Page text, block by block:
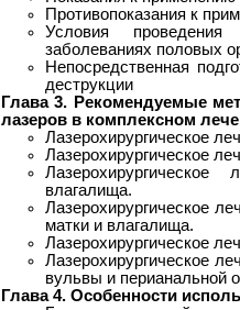
Противопоказания к
Условия
заболеваниях половых
Непосредственная
деструкции
Глава 3. Рекомендуемые
лазеров в комплексном
Лазерохирургическое
Лазерохирургическое
влагалища.
Лазерохирургическое
матки и влагалища.
Лазерохирургическое
Лазерохирургическое
вульвы и перианальной
Глава 4. Особенности